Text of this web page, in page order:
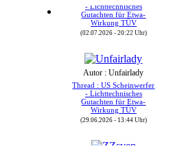
Gutachten für Etwa-
Wirkung TÜV
(02.07.2026 - 20:22 Uhr)
Autor : Unfairlady
Thread : US Scheinwerfer
- Lichttechnisches
Gutachten für Etwa-
Wirkung TÜV
(29.06.2026 - 13:44 Uhr)